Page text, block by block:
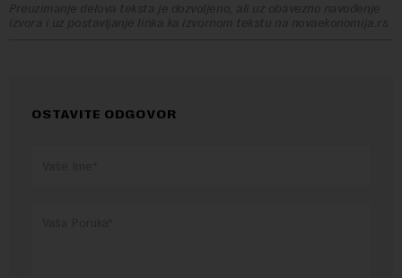
Preuzimanje delova teksta je dozvoljeno, ali uz obavezno navođenje
izvora i uz postavljanje linka ka izvornom tekstu na novaekonomija.rs
OSTAVITE ODGOVOR